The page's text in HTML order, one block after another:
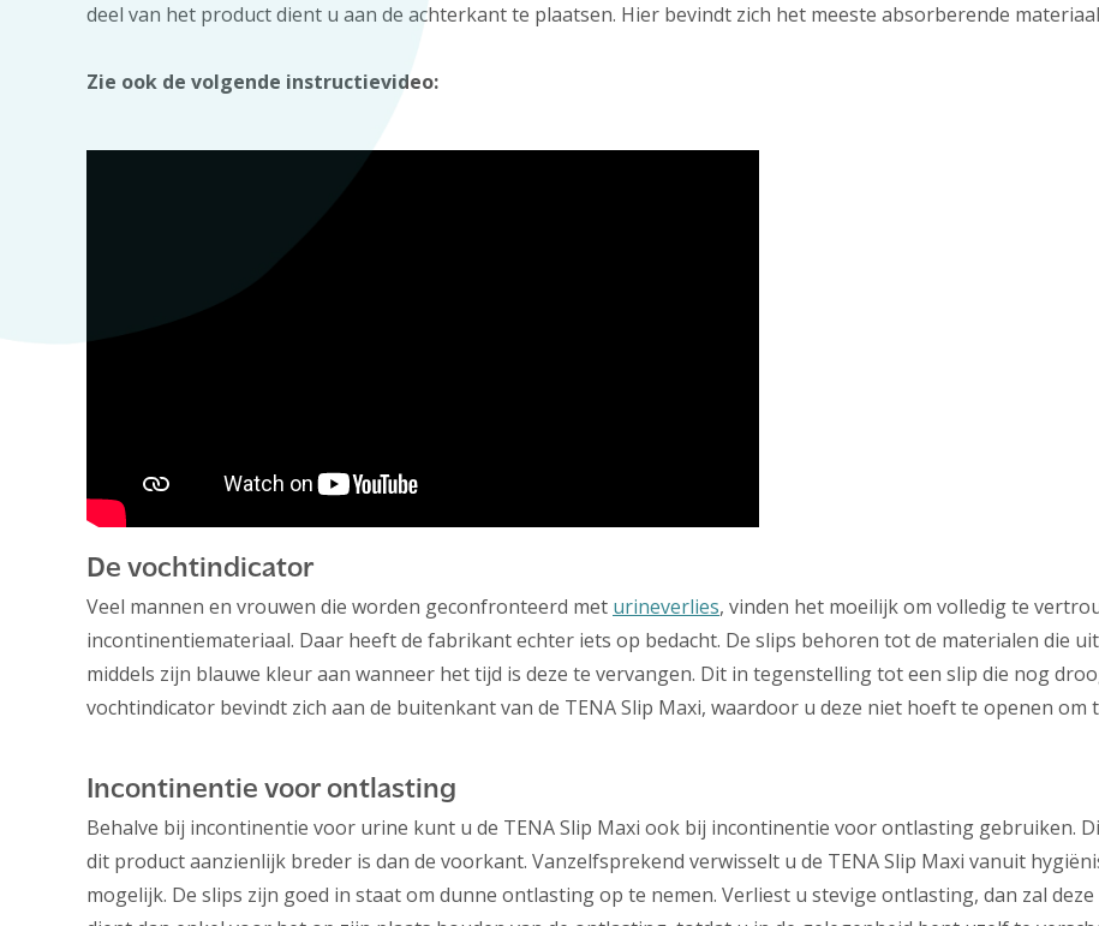
deel van het product dient u aan de achterkant te plaatsen. Hier bevindt zich het meeste absorberende
Zie ook de volgende instructievideo:
De vochtindicator
Veel mannen en vrouwen die worden geconfronteerd met urineverlies, vinden het moeilijk om volledig te
incontinentiemateriaal. Daar heeft de fabrikant echter iets op bedacht. De slips behoren tot de materialen die
middels zijn blauwe kleur aan wanneer het tijd is deze te vervangen. Dit in tegenstelling tot een slip die nog
vochtindicator bevindt zich aan de buitenkant van de TENA Slip Maxi, waardoor u deze niet hoeft te openen om
Incontinentie voor ontlasting
Behalve bij incontinentie voor urine kunt u de TENA Slip Maxi ook bij incontinentie voor ontlasting gebruiken.
dit product aanzienlijk breder is dan de voorkant. Vanzelfsprekend verwisselt u de TENA Slip Maxi vanuit
mogelijk. De slips zijn goed in staat om dunne ontlasting op te nemen. Verliest u stevige ontlasting, dan zal